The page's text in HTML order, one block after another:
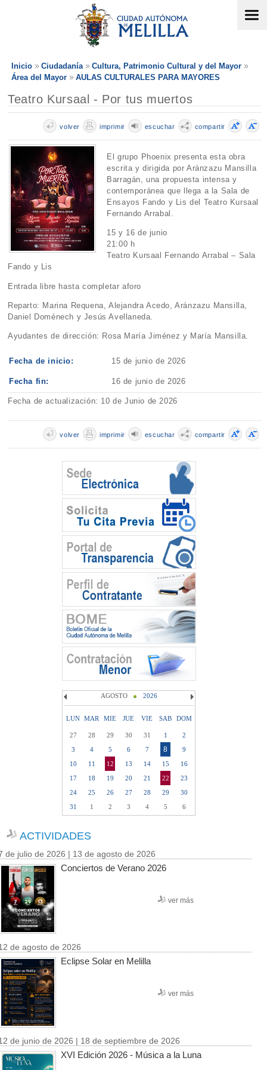
Inicio Ciudadanía
Cultura, Patrimonio Cultural y del Mayor
Área del Mayor
AULAS CULTURALES PARA MAYORES
Teatro Kursaal - Por tus muertos
compartir
escuchar
imprimir
volver
El grupo Phoenix presenta esta obra
escrita y dirigida por Aránzazu Mansilla
Barragán, una propuesta intensa y
contemporánea que llega a la Sala de
Ensayos Fando y Lis del Teatro Kursaal
Fernando Arrabal.
15 y 16 de junio
21:00 h
Teatro Kursaal Fernando Arrabal – Sala
Fando y Lis
Entrada libre hasta completar aforo
Reparto: Marina Requena, Alejandra Acedo, Aránzazu Mansilla,
Daniel Doménech y Jesús Avellaneda.
Ayudantes de dirección: Rosa María Jiménez y María Mansilla.
Fecha de inicio: 15 de junio de 2026
Fecha fin: 16 de junio de 2026
Fecha de actualización: 10 de Junio de 2026
compartir
escuchar
imprimir
volver
AGOSTO 2026
LUN MAR MIE JUE VIE SAB DOM
27 28 29 30 31 1
2
3
4 5 6 7 8
9
10
11 12 13 14 15
16
17
18 19 20 21 22
23
24
25 26 27 28 29
30
31
1 2 3 4 5 6
ACTIVIDADES
de julio de 2026 | 13 de agosto de 2026
Conciertos de Verano 2026
ver más
de agosto de 2026
Eclipse Solar en Melilla
ver más
de junio de 2026 | 18 de septiembre de 2026
XVI Edición 2026 - Música a la Luna